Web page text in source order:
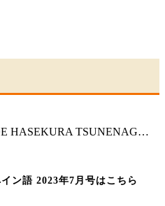
4. TRAS LOS PASOS DE HASEKURA TSUNENAGA ( II )
ン語 2023年7月号はこちら